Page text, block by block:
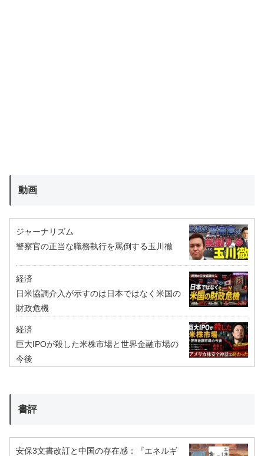
動画
ジャーナリズム
警察官の正当な職務執行を罵倒する玉川徹
経済
日米協調介入が示すのは日本ではなく米国の
財政危機
経済
巨大IPOが殺した米株市場と世界金融市場の
今後
書評
安保3文書改訂と中国の存在感：『エネルギ